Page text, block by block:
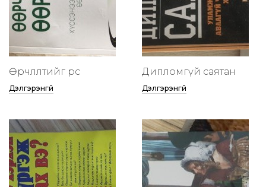
Өөрчлөлтийг өөрөөсөө
Дэлгэрэнгүй
Дипломгүй саятан
Дэлгэрэнгүй